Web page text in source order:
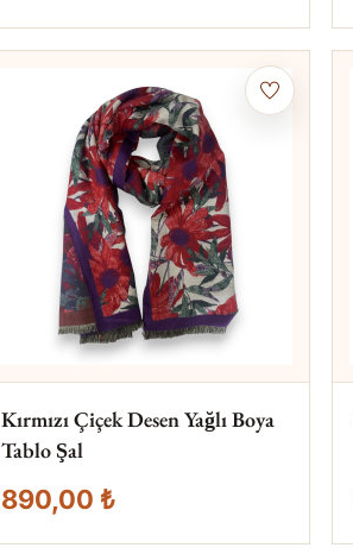
Kırmızı Çiçek Desen Yağlı Boya
Tablo Şal
890,00 ₺